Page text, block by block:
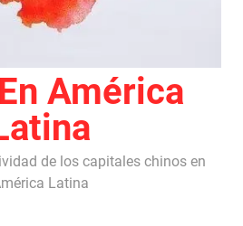
América
de los capitales chinos en
Latina